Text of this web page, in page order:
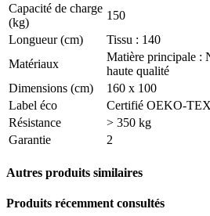
Capacité de charge
(kg)
150
Longueur (cm)
Tissu : 140
Matériaux
Matière principale :
haute qualité
Dimensions (cm)
160 x 100
Label éco
Certifié OEKO-
Résistance
> 350 kg
Garantie
2
Autres produits similaires
Produits récemment consultés